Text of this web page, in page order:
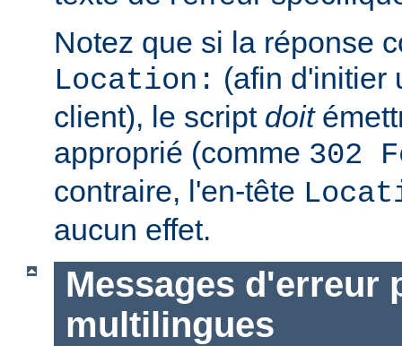
Notez que si la réponse
Location: (afin d'initier
client), le script doit
approprié (comme 302
contraire, l'en-tête
aucun effet.
Messages d'erreur
multilingues